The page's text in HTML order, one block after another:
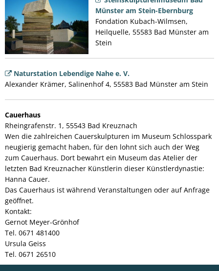
Münster am Stein-Ebernburg
Fondation Kubach-Wilmsen,
Heilquelle, 55583 Bad Münster am
Stein
Naturstation Lebendige Nahe e. V.
Alexander Krämer, Salinenhof 4, 55583 Bad Münster am Stein
Cauerhaus
Rheingrafenstr. 1, 55543 Bad Kreuznach
Wen die zahlreichen Cauerskulpturen im Museum Schlosspark
neugierig gemacht haben, für den lohnt sich auch der Weg
zum Cauerhaus. Dort bewahrt ein Museum das Atelier der
letzten Bad Kreuznacher Künstlerin dieser Künstlerdynastie:
Hanna Cauer.
Das Cauerhaus ist während Veranstaltungen oder auf Anfrage
geöffnet.
Kontakt:
Gernot Meyer-Grönhof
Tel. 0671 481400
Ursula Geiss
Tel. 0671 26510